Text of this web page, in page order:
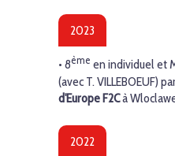
2023
• 8ème en individuel et
(avec T. VILLEBOEUF)
d'Europe F2Cà
2022